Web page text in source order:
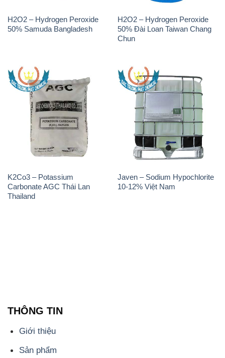
H2O2 – Hydrogen Peroxide
50% Samuda Bangladesh
H2O2 – Hydrogen Peroxide
50% Đài Loan Taiwan Chang
Chun
K2Co3 – Potassium
Carbonate AGC Thái Lan
Thailand
Javen – Sodium Hypochlorite
10-12% Việt Nam
THÔNG TIN
Giới thiệu
Sản phẩm